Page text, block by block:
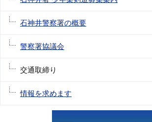
石神井警察署の概要
警察署協議会
交通取締り
情報を求めます